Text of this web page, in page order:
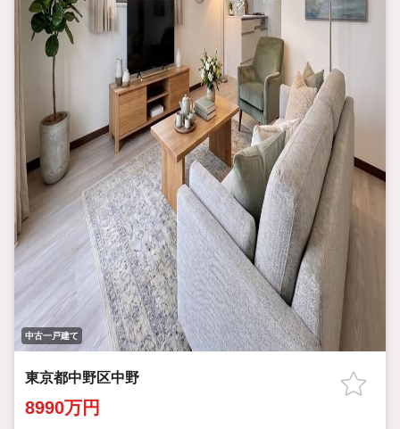
中古一戸建て
東京都中野区中野
8990万円